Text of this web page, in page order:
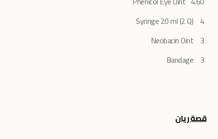
4
قصة ريان